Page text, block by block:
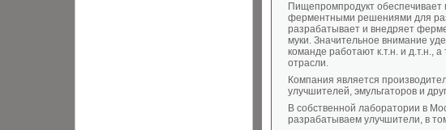
Пищепромпродукт
ферментными решениями для
разрабатывает и внедряет
муки. Значительное внимание
команде работают к.т.н. и д.т.н.,
отрасли.
Компания является
улучшителей, эмульгаторов и
В собственной лаборатории в
разрабатываем улучшители, в